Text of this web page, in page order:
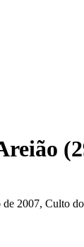
2007, Culto